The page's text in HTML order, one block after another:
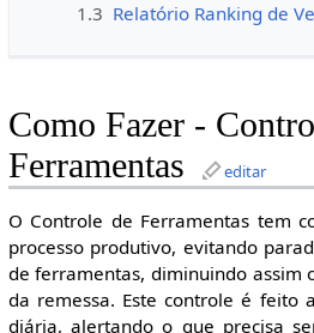
1.3 Relatório Ranking de
Como Fazer -
Ferramentas
editar
O Controle de Ferramentas tem
processo produtivo, evitando
de ferramentas, diminuindo assim
da remessa. Este controle é feito
diária, alertando o que precisa